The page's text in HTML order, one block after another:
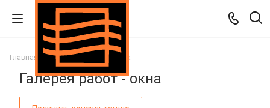
Главная Галерея работ Окна
Галерея работ - окна